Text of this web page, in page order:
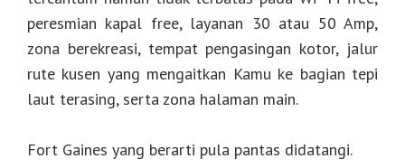
peresmian kapal free, layanan 30 atau 50 Amp,
zona berekreasi, tempat pengasingan kotor, jalur
rute kusen yang mengaitkan Kamu ke bagian tepi
laut terasing, serta zona halaman main.
Fort Gaines yang berarti pula pantas didatangi.